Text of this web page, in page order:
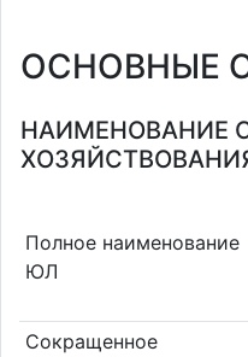
ОСНОВНЫЕ
НАИМЕНОВАНИЕ
Полное наименование
ЮЛ
Сокращенное